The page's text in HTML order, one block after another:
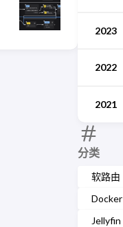
2023
2022
2021
分类
软路由
Docker
Jellyfin